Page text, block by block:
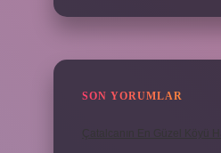
SON YORUMLAR